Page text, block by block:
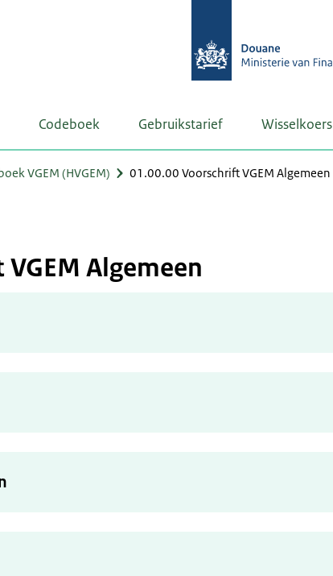
Codeboek Gebruikstarief Wisselkoers
VGEM (HVGEM) 01.00.00 Voorschrift VGEM Algemeen
Algemeen